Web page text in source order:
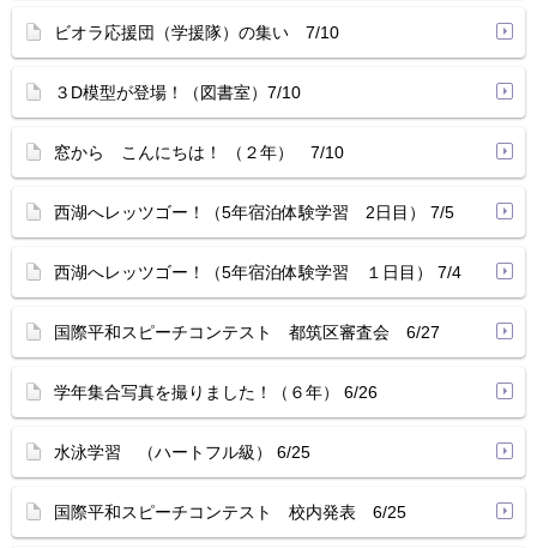
ビオラ応援団（学援隊）の集い 7/10
３D模型が登場！（図書室）7/10
窓から こんにちは！ （２年） 7/10
西湖へレッツゴー！（5年宿泊体験学習 2日目） 7/5
西湖へレッツゴー！（5年宿泊体験学習 １日目） 7/4
国際平和スピーチコンテスト 都筑区審査会 6/27
学年集合写真を撮りました！（６年） 6/26
水泳学習 （ハートフル級） 6/25
国際平和スピーチコンテスト 校内発表 6/25